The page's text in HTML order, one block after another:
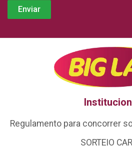
Regulamento para concorrer
SORTEIO